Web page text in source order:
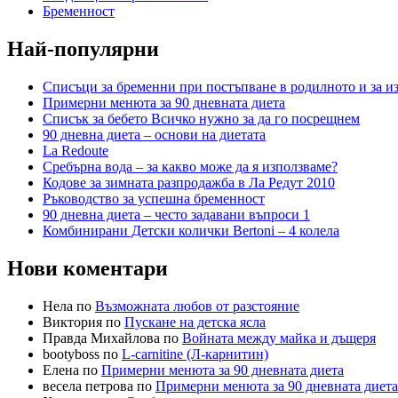
Бременност
Най-популярни
Списъци за бременни при постъпване в родилното и за
Примерни менюта за 90 дневната диета
Списък за бебето Всичко нужно за да го посрещнем
90 дневна диета – основи на диетата
La Redoute
Сребърна вода – за какво може да я използваме?
Кодове за зимната разпродажба в Ла Редут 2010
Ръководство за успешна бременност
90 дневна диета – често задавани въпроси 1
Комбинирани Детски колички Bertoni – 4 колела
Нови коментари
Нела по Възможната любов от разстояние
Виктория по Пускане на детска ясла
Правда Михайлова по Войната между майка и дъщеря
bootyboss по L-carnitine (Л-карнитин)
Елена по Примерни менюта за 90 дневната диета
весела петрова по Примерни менюта за 90 дневната диета